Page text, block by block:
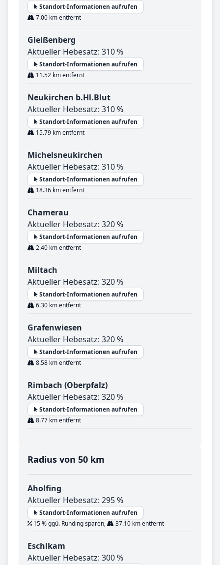
Standort-Informationen aufrufen
7.00 km entfernt
Gleißenberg
Aktueller Hebesatz: 310 %
Standort-Informationen aufrufen
11.52 km entfernt
Neukirchen b.Hl.Blut
Aktueller Hebesatz: 310 %
Standort-Informationen aufrufen
15.79 km entfernt
Michelsneukirchen
Aktueller Hebesatz: 310 %
Standort-Informationen aufrufen
18.36 km entfernt
Chamerau
Aktueller Hebesatz: 320 %
Standort-Informationen aufrufen
2.40 km entfernt
Miltach
Aktueller Hebesatz: 320 %
Standort-Informationen aufrufen
6.30 km entfernt
Grafenwiesen
Aktueller Hebesatz: 320 %
Standort-Informationen aufrufen
8.58 km entfernt
Rimbach (Oberpfalz)
Aktueller Hebesatz: 320 %
Standort-Informationen aufrufen
8.77 km entfernt
Radius von 50 km
Aholfing
Aktueller Hebesatz: 295 %
Standort-Informationen aufrufen
15 % ggü. Runding sparen,
37.10 km entfernt
Eschlkam
Aktueller Hebesatz: 300 %